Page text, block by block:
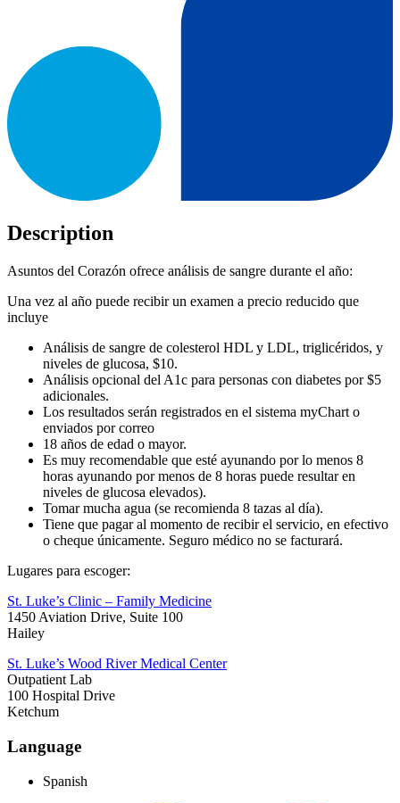
Description
Asuntos del Corazón ofrece análisis de sangre durante el año:
Una vez al año puede recibir un examen a precio reducido que
incluye
Análisis de sangre de colesterol HDL y LDL, triglicéridos, y
niveles de glucosa, $10.
Análisis opcional del A1c para personas con diabetes por $5
adicionales.
Los resultados serán registrados en el sistema myChart o
enviados por correo
18 años de edad o mayor.
Es muy recomendable que esté ayunando por lo menos 8
horas ayunando por menos de 8 horas puede resultar en
niveles de glucosa elevados).
Tomar mucha agua (se recomienda 8 tazas al día).
Tiene que pagar al momento de recibir el servicio, en efectivo
o cheque únicamente. Seguro médico no se facturará.
Lugares para escoger:
St. Luke’s Clinic – Family Medicine
1450 Aviation Drive, Suite 100
Hailey
St. Luke’s Wood River Medical Center
Outpatient Lab
100 Hospital Drive
Ketchum
Language
Spanish